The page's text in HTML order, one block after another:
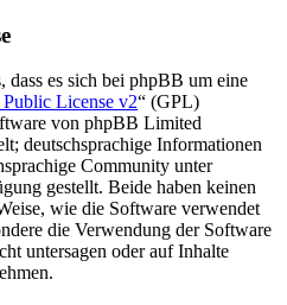
dass es sich bei phpBB um eine
License v2“ (GPL)
von phpBB Limited
deutschsprachige Informationen
Community unter
gestellt. Beide haben keinen
wie die Software verwendet
die Verwendung der Software
untersagen oder auf Inhalte